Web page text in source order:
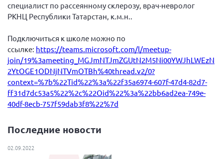
Краснодарский край
Липецкая область
Ленинградская область
г. Москва
Московская область
Мурманская область
Новгородская область
Новосибирская область
специалист по рассеянному склерозу, врач-невролог
РКНЦ Республики Татарстан, к.м.н..
Подключиться к школе можно по
ссылке: https://teams.microsoft.com/l/meetup-
join/19%3ameeting_MGJmNTJmZGUtN2M5Ni00YWJhLWEzN
2YtOGE1ODNjNTVmOTBh%40thread.v2/0?
context=%7b%22Tid%22%3a%22f35a6974-607f-47d4-82d7-
ff31d7dc53a5%22%2c%22Oid%22%3a%22bb6ad2ea-749e-
40df-8ecb-757f59dab3f8%22%7d
Последние новости
02.09.2022